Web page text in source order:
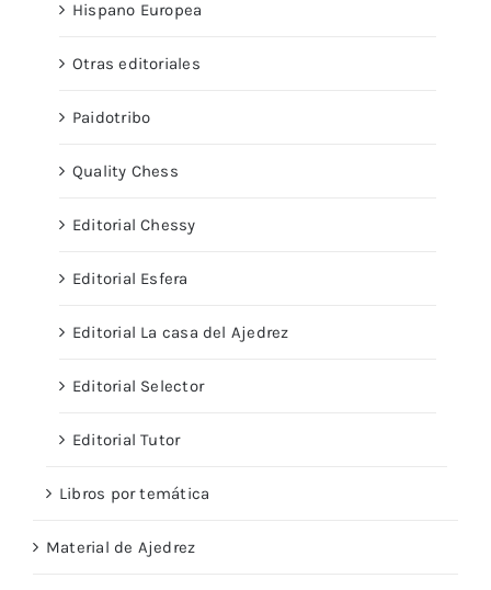
Hispano Europea
Otras editoriales
Paidotribo
Quality Chess
Editorial Chessy
Editorial Esfera
Editorial La casa del Ajedrez
Editorial Selector
Editorial Tutor
Libros por temática
Material de Ajedrez